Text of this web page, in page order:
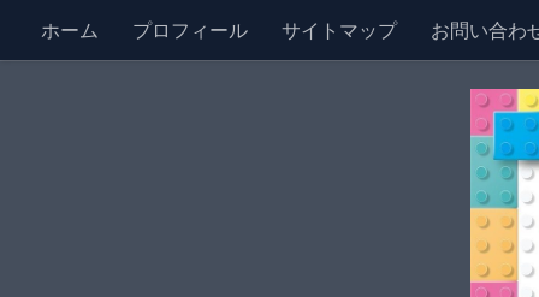
ホーム プロフィール サイトマップ お問い合わ